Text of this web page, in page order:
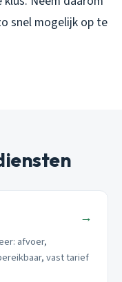
snel mogelijk op te
→
afvoer,
vast tarief